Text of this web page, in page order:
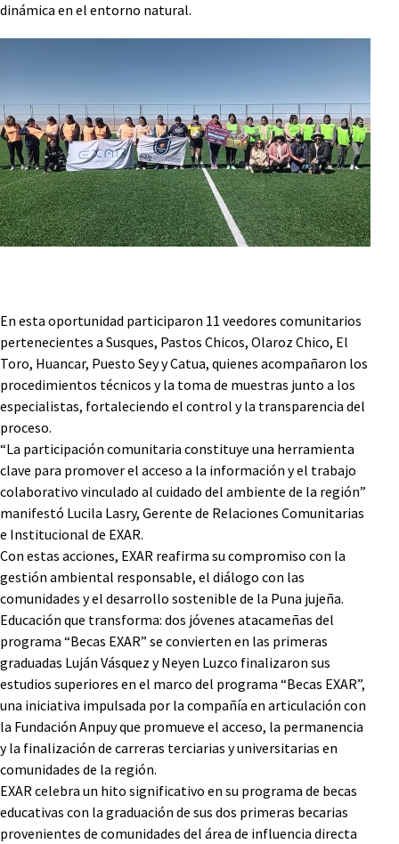
dinámica en el entorno natural.
En esta oportunidad participaron 11 veedores comunitarios
pertenecientes a Susques, Pastos Chicos, Olaroz Chico, El
Toro, Huancar, Puesto Sey y Catua, quienes acompañaron los
procedimientos técnicos y la toma de muestras junto a los
especialistas, fortaleciendo el control y la transparencia del
proceso.
“La participación comunitaria constituye una herramienta
clave para promover el acceso a la información y el trabajo
colaborativo vinculado al cuidado del ambiente de la región”
manifestó Lucila Lasry, Gerente de Relaciones Comunitarias
e Institucional de EXAR.
Con estas acciones, EXAR reafirma su compromiso con la
gestión ambiental responsable, el diálogo con las
comunidades y el desarrollo sostenible de la Puna jujeña.
Educación que transforma: dos jóvenes atacameñas del
programa “Becas EXAR” se convierten en las primeras
graduadas Luján Vásquez y Neyen Luzco finalizaron sus
estudios superiores en el marco del programa “Becas EXAR”,
una iniciativa impulsada por la compañía en articulación con
la Fundación Anpuy que promueve el acceso, la permanencia
y la finalización de carreras terciarias y universitarias en
comunidades de la región.
EXAR celebra un hito significativo en su programa de becas
educativas con la graduación de sus dos primeras becarias
provenientes de comunidades del área de influencia directa